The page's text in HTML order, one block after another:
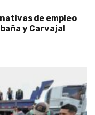
de empleo
y Carvajal